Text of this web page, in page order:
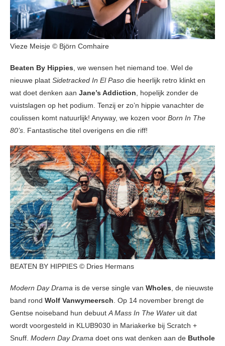
Vieze Meisje © Björn Comhaire
Beaten By Hippies , we wensen het niemand toe. Wel de
nieuwe plaat Sidetracked In El Paso die heerlijk retro klinkt en
wat doet denken aan Jane’s Addiction , hopelijk zonder de
vuistslagen op het podium. Tenzij er zo’n hippie vanachter de
coulissen komt natuurlijk! Anyway, we kozen voor Born In The
80’s . Fantastische titel overigens en die riff!
BEATEN BY HIPPIES © Dries Hermans
Modern Day Drama is de verse single van Wholes, de nieuwste
band rond Wolf Vanwymeersch. Op 14 november brengt de
Gentse noiseband hun debuutA Mass In The Water uit dat
wordt voorgesteld in KLUB9030 in Mariakerke bij Scratch +
Snuff. Modern Day Drama doet ons wat denken aan de Buthole